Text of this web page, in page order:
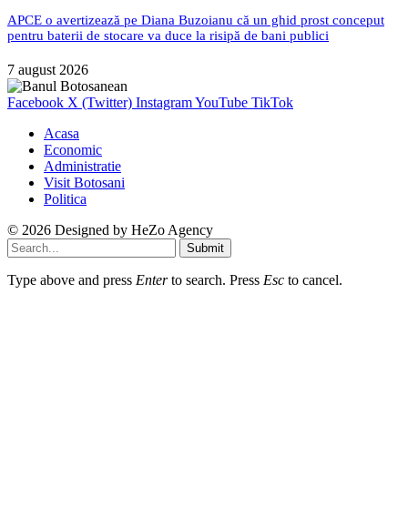
APCE o avertizează pe Diana Buzoianu că un ghid prost conceput
pentru baterii de stocare va duce la risipă de bani publici
7 august 2026
Facebook X (Twitter) InstagramYouTube TikTok
Acasa
Economic
Administratie
Visit Botosani
Politica
© 2026 Designed by HeZo Agency
Submit
Type above and press Enterto search. Press Esc to cancel.